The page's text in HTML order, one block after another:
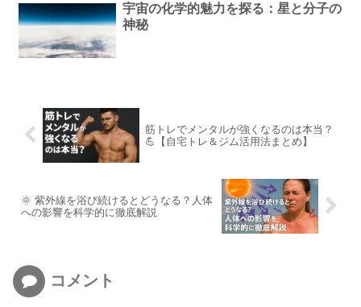
宇宙の化学的魅力を探る：星と分子の
神秘
筋トレでメンタルが強くなるのは本当？
💪【自宅トレ＆ジム活用法まとめ】
🌞 紫外線を浴び続けるとどうなる？人体
への影響を科学的に徹底解説
コメント